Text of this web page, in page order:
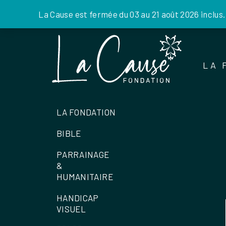
La Cause est fermée du 03 au 21 août 2026
LA
LA FONDATION
BIBLE
PARRAINAGE
&
HUMANITAIRE
HANDICAP
VISUEL